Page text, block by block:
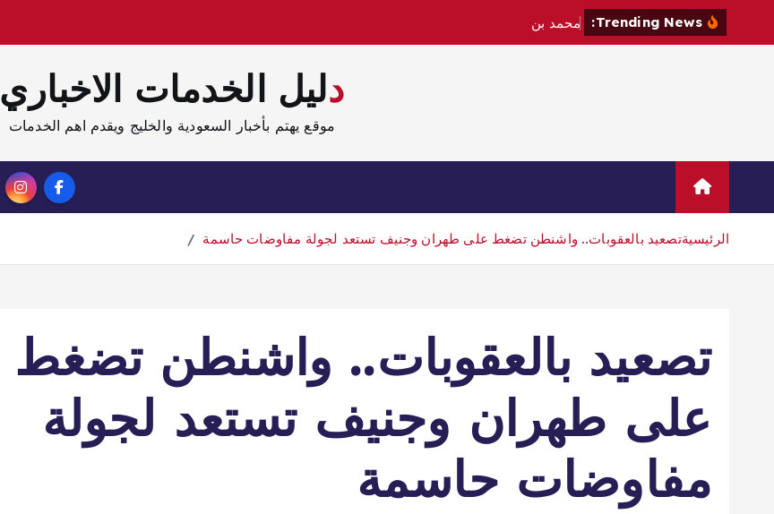
محمد بن
دليل الخدمات الاخباري
موقع يهتم بأخبار السعودية والخليج ويقدم اهم الخدمات
الرئيسيةتصعيد بالعقوبات.. واشنطن تضغط على طهران وجنيف تستعد لجولة مفاوضات حاسمة
تصعيد بالعقوبات.. واشنطن تضغط
على طهران وجنيف تستعد لجولة
مفاوضات حاسمة